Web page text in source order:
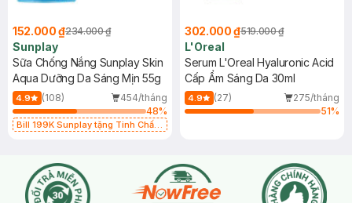
152.000 ₫234.000 ₫
Sunplay
Sữa Chống Nắng Sunplay Skin
Aqua Dưỡng Da Sáng Mịn 55g
4.9 (108)
454/tháng
48%
Bill 199K Sunplay tặng Tinh Chất
302.000 ₫519.000 ₫
L'Oreal
Serum L'Oreal Hyaluronic Acid
Cấp Ẩm Sáng Da 30ml
4.9 (27)
275/tháng
51%